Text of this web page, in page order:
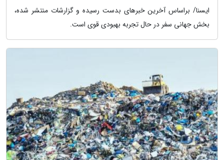
ایسنا/ براساس آخرین خبرهای بدست رسیده و گزارشات منتشر شده،
بخش جهانی سفر در حال تجربه بهبودی قوی است.